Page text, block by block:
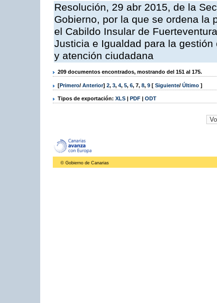
Resolución, 29 abr 2015, de la
Gobierno, por la que se ordena la
el Cabildo Insular de
Justicia e Igualdad para la
y atención ciudadana
209 documentos encontrados, mostrando del 151 al 175.
[Primero/ Anterior] 2, 3, 4, 5, 6, 7, 8, 9 [ Siguiente/ Último ]
Tipos de exportación: XLS | PDF | ODT
© Gobierno de Canarias